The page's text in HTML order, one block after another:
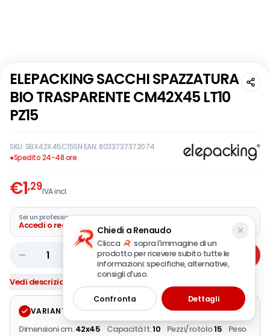
ELEPACKING SACCHI SPAZZATURA
BIO TRASPARENTE CM42X45 LT10
PZ15
SKU:SBX42X45C15SN·EAN: 8033737372074
●Spedito 24-48 ore
€1,29IVA incl.
Sei un professionista?
Accedi o registra la tua azienda
1 Aggiungi
Vedi descrizione completa
VARIANTE SELEZIONATA Modifica
Dimensioni cm. 42x45 · Capacità lt.10 · Pezzi/rotolo15 · Peso
Chiedi a Renaudo
Clicca
sopra l'immagine di un
prodotto per ricevere subito tutte le
informazioni: specifiche, alternative,
consigli d'uso.
Confronta Dettagli